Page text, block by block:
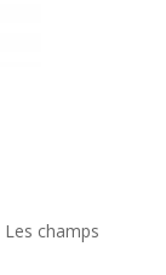
Les champs